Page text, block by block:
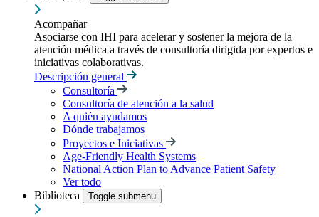
Acompañar
Asociarse con IHI para acelerar y sostener la mejora de la
atención médica a través de consultoría dirigida por expertos e
iniciativas colaborativas.
Descripción general
Consultoría
Consultoría de atención a la salud
A quién ayudamos
Dónde trabajamos
Proyectos e Iniciativas
Age-Friendly Health Systems
National Action Plan to Advance Patient Safety
Ver todo
Biblioteca
Toggle submenu